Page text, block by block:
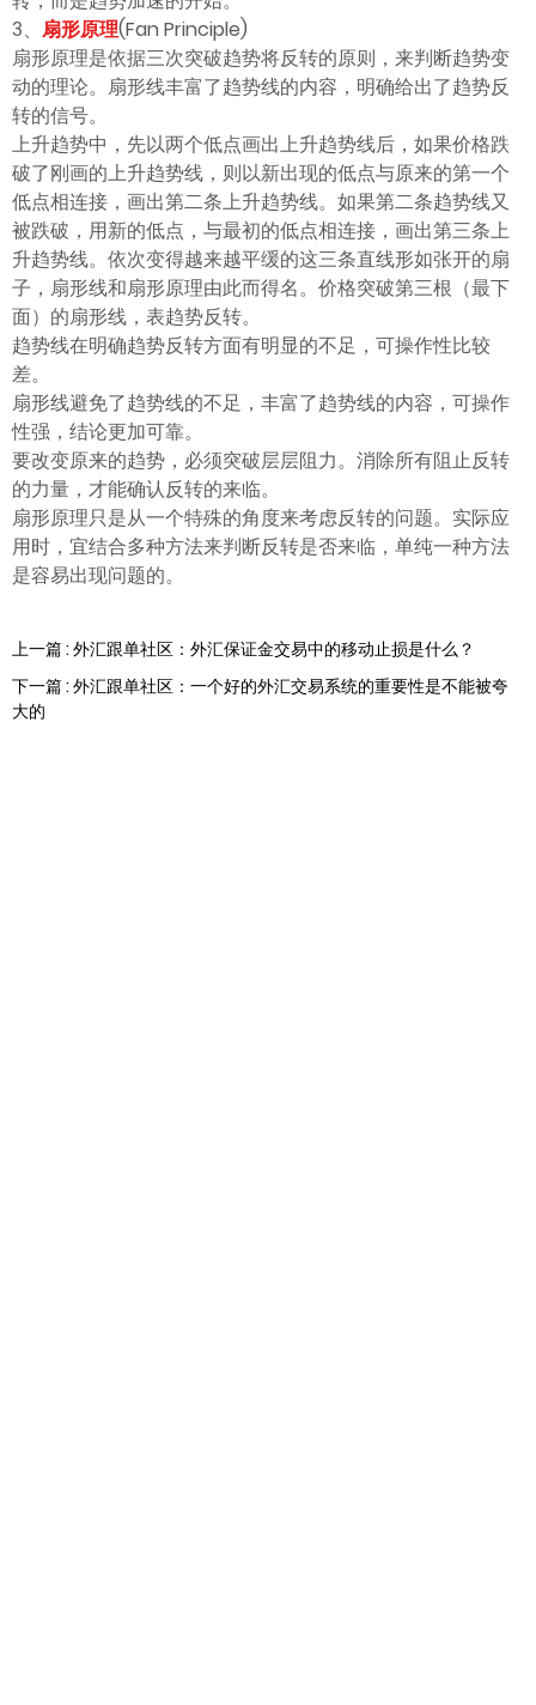
3、 扇形原理(Fan Principle)
扇形原理是依据三次突破趋势将反转的原则，来判断趋势变
动的理论。扇形线丰富了趋势线的内容，明确给出了趋势反
转的信号。
上升趋势中，先以两个低点画出上升趋势线后，如果价格跌
破了刚画的上升趋势线，则以新出现的低点与原来的第一个
低点相连接，画出第二条上升趋势线。如果第二条趋势线又
被跌破，用新的低点，与最初的低点相连接，画出第三条上
升趋势线。依次变得越来越平缓的这三条直线形如张开的扇
子，扇形线和扇形原理由此而得名。价格突破第三根（最下
面）的扇形线，表趋势反转。
趋势线在明确趋势反转方面有明显的不足，可操作性比较
差。
扇形线避免了趋势线的不足，丰富了趋势线的内容，可操作
性强，结论更加可靠。
要改变原来的趋势，必须突破层层阻力。消除所有阻止反转
的力量，才能确认反转的来临。
扇形原理只是从一个特殊的角度来考虑反转的问题。实际应
用时，宜结合多种方法来判断反转是否来临，单纯一种方法
是容易出现问题的。
上一篇 : 外汇跟单社区：外汇保证金交易中的移动止损是什么？
下一篇 : 外汇跟单社区：一个好的外汇交易系统的重要性是不能被夸
大的